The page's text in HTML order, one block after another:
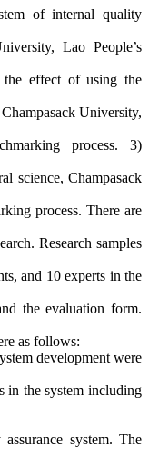
of internal quality
Lao People’s
the effect of using the
University,
process. 3)
science, Champasack
process. There are
Research samples
and 10 experts in the
the evaluation form.
as follows:
development were
in the system including
system. The